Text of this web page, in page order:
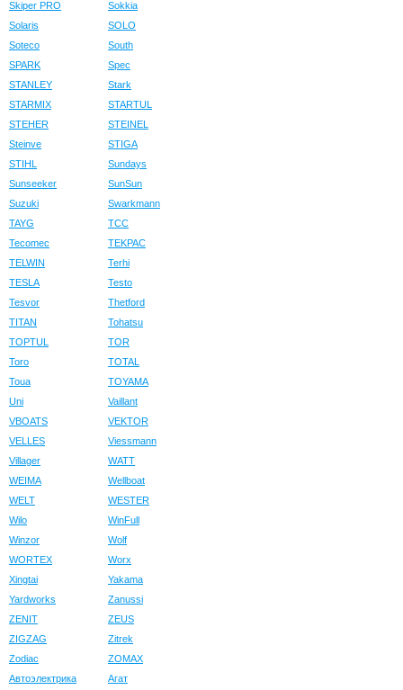
Skiper PRO
Sokkia
Solaris
SOLO
Soteco
South
SPARK
Spec
STANLEY
Stark
STARMIX
STARTUL
STEHER
STEINEL
Steinve
STIGA
STIHL
Sundays
Sunseeker
SunSun
Suzuki
Swarkmann
TAYG
TCC
Tecomec
TEKPAC
TELWIN
Terhi
TESLA
Testo
Tesvor
Thetford
TITAN
Tohatsu
TOPTUL
TOR
Toro
TOTAL
Toua
TOYAMA
Uni
Vaillant
VBOATS
VEKTOR
VELLES
Viessmann
Villager
WATT
WEIMA
Wellboat
WELT
WESTER
Wilo
WinFull
Winzor
Wolf
WORTEX
Worx
Xingtai
Yakama
Yardworks
Zanussi
ZENIT
ZEUS
ZIGZAG
Zitrek
Zodiac
ZOMAX
Автоэлектрика
Агат